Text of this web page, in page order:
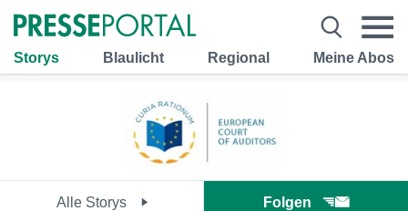
Storys Blaulicht Regional Meine Abos
Alle Storys Folgen